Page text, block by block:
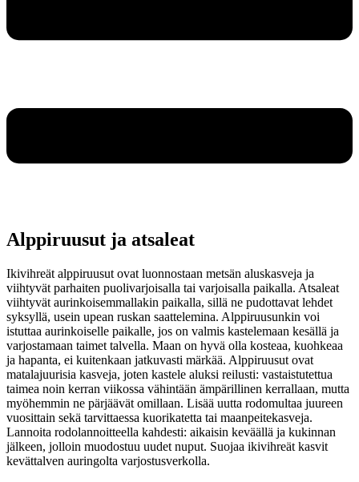
Alppiruusut ja atsaleat
Ikivihreät alppiruusut ovat luonnostaan metsän aluskasveja ja
viihtyvät parhaiten puolivarjoisalla tai varjoisalla paikalla. Atsaleat
viihtyvät aurinkoisemmallakin paikalla, sillä ne pudottavat lehdet
syksyllä, usein upean ruskan saattelemina. Alppiruusunkin voi
istuttaa aurinkoiselle paikalle, jos on valmis kastelemaan kesällä ja
varjostamaan taimet talvella. Maan on hyvä olla kosteaa, kuohkeaa
ja hapanta, ei kuitenkaan jatkuvasti märkää. Alppiruusut ovat
matalajuurisia kasveja, joten kastele aluksi reilusti: vastaistutettua
taimea noin kerran viikossa vähintään ämpärillinen kerrallaan, mutta
myöhemmin ne pärjäävät omillaan. Lisää uutta rodomultaa juureen
vuosittain sekä tarvittaessa kuorikatetta tai maanpeitekasveja.
Lannoita rodolannoitteella kahdesti: aikaisin keväällä ja kukinnan
jälkeen, jolloin muodostuu uudet nuput. Suojaa ikivihreät kasvit
kevättalven auringolta varjostusverkolla.